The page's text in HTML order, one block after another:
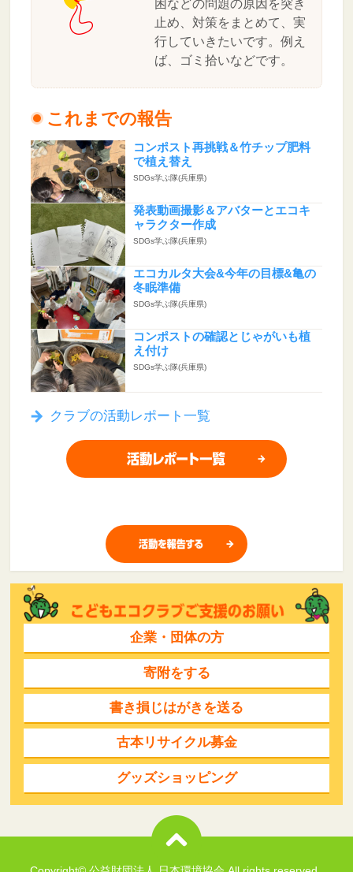
困などの問題の原因を突き
止め、対策をまとめて、実
行していきたいです。例え
ば、ゴミ拾いなどです。
これまでの報告
コンポスト再挑戦＆竹チップ肥料
で植え替え
SDGs学ぶ隊(兵庫県)
発表動画撮影＆アバターとエコキ
ャラクター作成
SDGs学ぶ隊(兵庫県)
エコカルタ大会&今年の目標&亀の
冬眠準備
SDGs学ぶ隊(兵庫県)
コンポストの確認とじゃがいも植
え付け
SDGs学ぶ隊(兵庫県)
クラブの活動レポート一覧
企業・団体の方
寄附をする
書き損じはがきを送る
古本リサイクル募金
グッズショッピング